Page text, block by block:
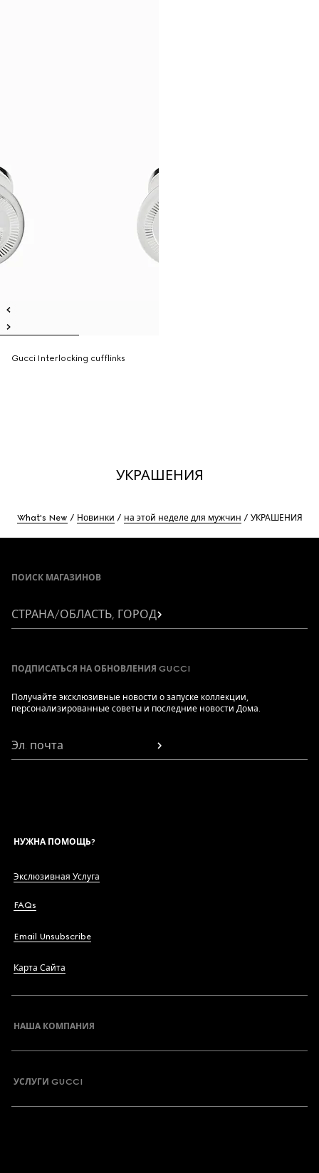
Gucci Interlocking cufflinks
УКРАШЕНИЯ
What's New Новинки на этой неделе для мужчин УКРАШЕНИЯ
ПОИСК МАГАЗИНОВ
СТРАНА/ОБЛАСТЬ, ГОРОД
ПОДПИСАТЬСЯ НА ОБНОВЛЕНИЯ GUCCI
Получайте эксклюзивные новости о запуске коллекции,
персонализированные советы и последние новости Дома.
Эл. почта
НУЖНА ПОМОЩЬ?
Экслюзивная Услуга
FAQs
Email Unsubscribe
Карта Сайта
НАША КОМПАНИЯ
УСЛУГИ GUCCI